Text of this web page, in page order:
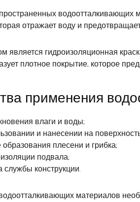
водоотталкивающих
отражает воду и
является гидроизоляционная
плотное покрытие, которое
применения
влаги и воды;
и нанесении на
плесени и грибка;
подвала;
службы конструкции.
материалов